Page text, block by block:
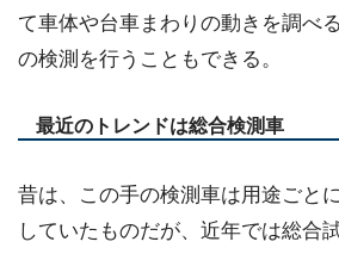
て車体や台車まわりの動きを調べ
の検測を行うこともできる。
最近のトレンドは総合検測車
昔は、この手の検測車は用途ごと
していたものだが、近年では総合